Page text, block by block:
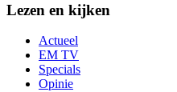
Lezen en kijken
Actueel
EM TV
Specials
Opinie